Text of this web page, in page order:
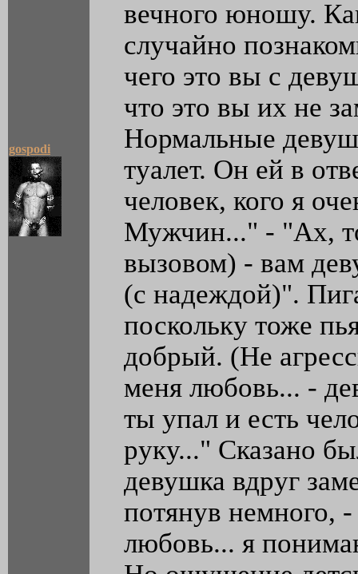
gospodi
вечного юношу.
случайно
чего это вы с
что это вы их не
Нормальные
туалет. Он ей в
человек, кого я
Мужчин..." - "Ах,
вызовом) - вам
(с надеждой)".
поскольку тоже
добрый. (Не
меня любовь... -
ты упал и есть
руку..." Сказано
девушка вдруг
потянув немного,
любовь... я